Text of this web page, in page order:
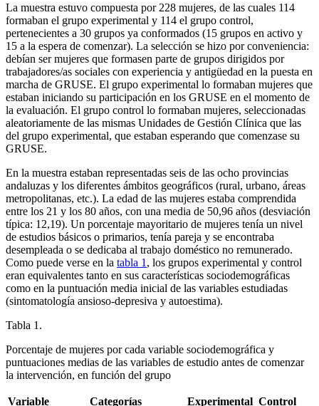
La muestra estuvo compuesta por 228 mujeres, de las cuales 114
formaban el grupo experimental y 114 el grupo control,
pertenecientes a 30 grupos ya conformados (15 grupos en activo y
15 a la espera de comenzar). La selección se hizo por conveniencia:
debían ser mujeres que formasen parte de grupos dirigidos por
trabajadores/as sociales con experiencia y antigüedad en la puesta en
marcha de GRUSE. El grupo experimental lo formaban mujeres que
estaban iniciando su participación en los GRUSE en el momento de
la evaluación. El grupo control lo formaban mujeres, seleccionadas
aleatoriamente de las mismas Unidades de Gestión Clínica que las
del grupo experimental, que estaban esperando que comenzase su
GRUSE.
En la muestra estaban representadas seis de las ocho provincias
andaluzas y los diferentes ámbitos geográficos (rural, urbano, áreas
metropolitanas, etc.). La edad de las mujeres estaba comprendida
entre los 21 y los 80 años, con una media de 50,96 años (desviación
típica: 12,19). Un porcentaje mayoritario de mujeres tenía un nivel
de estudios básicos o primarios, tenía pareja y se encontraba
desempleada o se dedicaba al trabajo doméstico no remunerado.
Como puede verse en la tabla 1 , los grupos experimental y control
eran equivalentes tanto en sus características sociodemográficas
como en la puntuación media inicial de las variables estudiadas
(sintomatología ansioso-depresiva y autoestima).
Tabla 1.
Porcentaje de mujeres por cada variable sociodemográfica y
puntuaciones medias de las variables de estudio antes de comenzar
la intervención, en función del grupo
Variable Categorías Experimental Control